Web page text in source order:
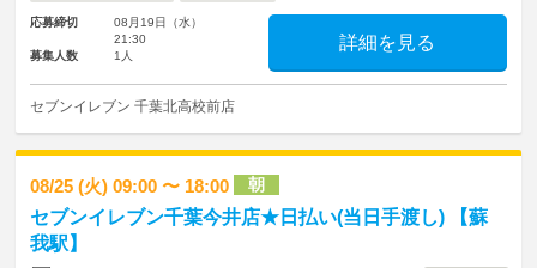
応募締切
08月19日（水）
21:30
募集人数
1人
詳細を見る
セブンイレブン 千葉北高校前店
08/25 (火) 09:00 〜 18:00 朝
セブンイレブン千葉今井店★日払い(当日手渡し) 【蘇
我駅】